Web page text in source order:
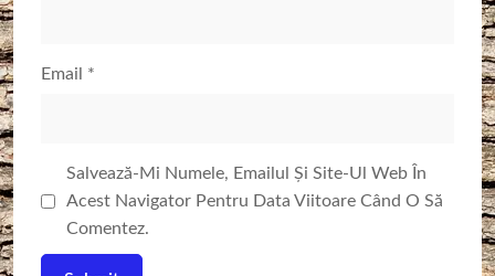
Email *
Salvează-Mi Numele, Emailul Și Site-Ul Web În
Acest Navigator Pentru Data Viitoare Când O Să
Comentez.